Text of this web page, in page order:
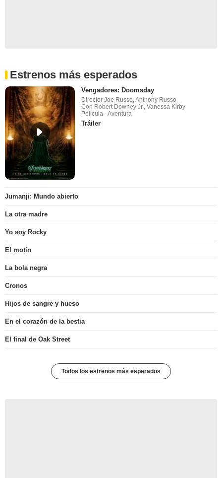
Estrenos más esperados
Vengadores: Doomsday
Director Joe Russo, Anthony Russo
Con Robert Downey Jr., Vanessa Kirby
Película - Aventura
Tráiler
Jumanji: Mundo abierto
La otra madre
Yo soy Rocky
El motín
La bola negra
Cronos
Hijos de sangre y hueso
En el corazón de la bestia
El final de Oak Street
Todos los estrenos más esperados